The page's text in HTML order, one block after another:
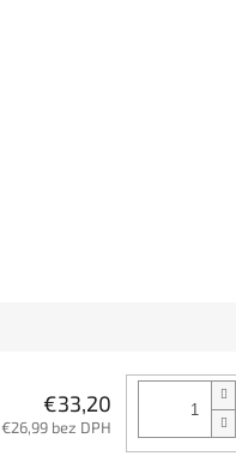
€33,20
€26,99 bez DPH